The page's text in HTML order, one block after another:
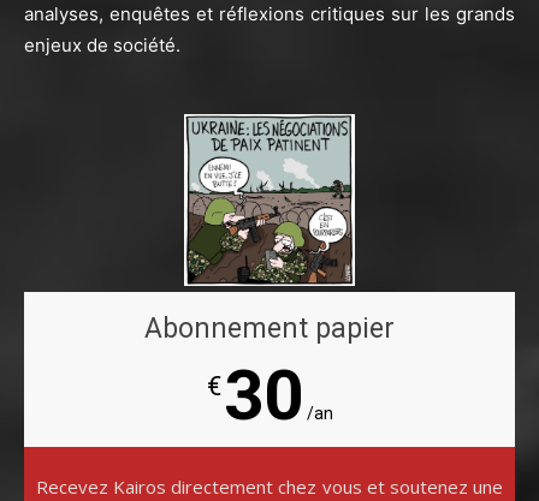
analyses, enquêtes et réflexions critiques sur les grands
enjeux de société.
Abonnement papier
€30 /an
Recevez Kairos directement chez vous et soutenez une